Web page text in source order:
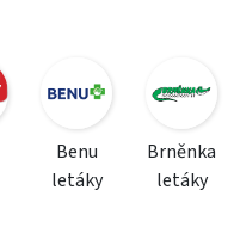
Benu
letáky
Brněnka
letáky